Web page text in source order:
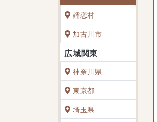
嬬恋村
加古川市
神奈川県
東京都
埼玉県